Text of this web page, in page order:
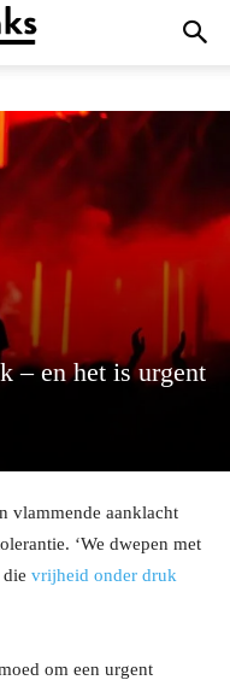
– en het is urgent
vlammende aanklacht
‘We dwepen met
vrijheid onder druk
om een urgent